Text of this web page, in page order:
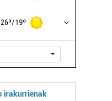
26º 19º
irakurrienak